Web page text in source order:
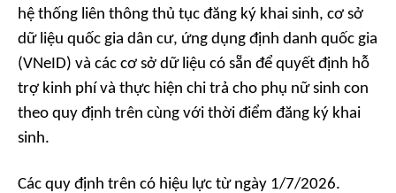
hệ thống liên thông thủ tục đăng ký khai sinh, cơ sở
dữ liệu quốc gia dân cư, ứng dụng định danh quốc gia
(VNeID) và các cơ sở dữ liệu có sẵn để quyết định hỗ
trợ kinh phí và thực hiện chi trả cho phụ nữ sinh con
theo quy định trên cùng với thời điểm đăng ký khai
sinh.
Các quy định trên có hiệu lực từ ngày 1/7/2026.